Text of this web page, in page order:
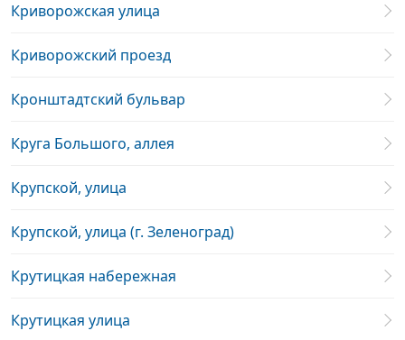
Криворожская улица
Криворожский проезд
Кронштадтский бульвар
Круга Большого, аллея
Крупской, улица
Крупской, улица (г. Зеленоград)
Крутицкая набережная
Крутицкая улица